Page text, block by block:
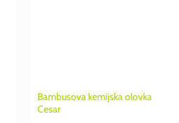
Bambusova kemijska olovka
Cesar